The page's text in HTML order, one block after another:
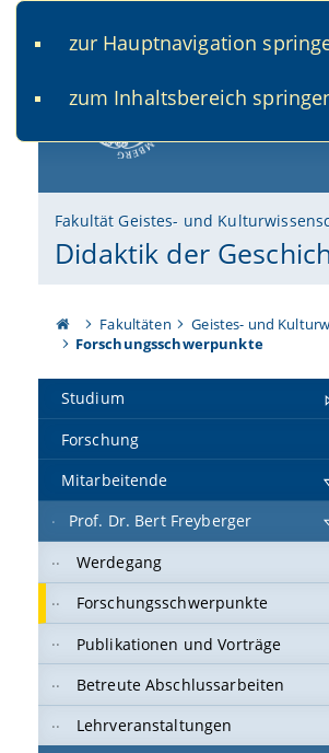
zur Hauptnavigation
zum Inhaltsbereich
Fakultät Geistes- und
Didaktik der
Fakultäten Geistes- und
Forschungsschwerpunkte
Studium
Forschung
Mitarbeitende
Prof. Dr. Bert Freyberger
Werdegang
Forschungsschwerpunkte
Publikationen und Vorträge
Betreute Abschlussarbeiten
Lehrveranstaltungen